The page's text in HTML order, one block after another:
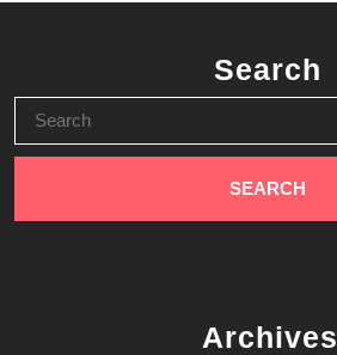
Search
for:
Archives